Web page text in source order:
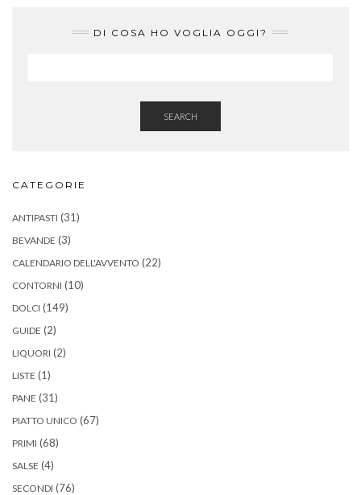
DI COSA HO VOGLIA OGGI?
SEARCH
CATEGORIE
ANTIPASTI (31)
BEVANDE (3)
CALENDARIO DELL'AVVENTO (22)
CONTORNI (10)
DOLCI (149)
GUIDE (2)
LIQUORI (2)
LISTE (1)
PANE (31)
PIATTO UNICO (67)
PRIMI (68)
SALSE (4)
SECONDI (76)